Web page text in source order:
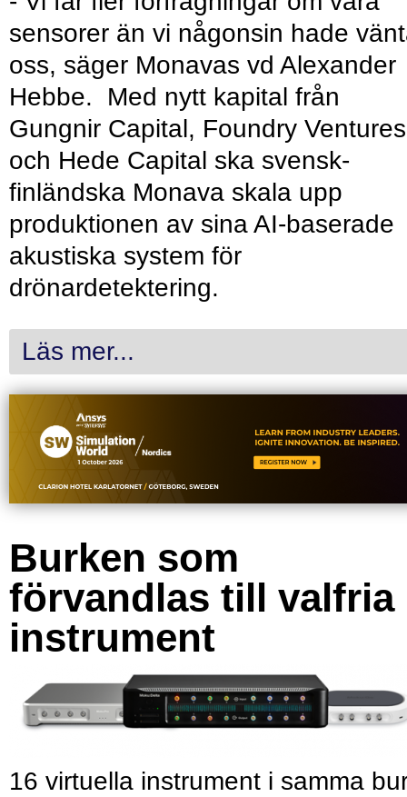
sensorer än vi någonsin hade
oss, säger Monavas vd Alexander
Hebbe. Med nytt kapital från
Gungnir Capital, Foundry Ventures
och Hede Capital ska svensk-
finländska Monava skala upp
produktionen av sina AI-baserade
akustiska system för
drönardetektering.
Läs mer...
Burken som
förvandlas till valfria
instrument
16 virtuella instrument i samma